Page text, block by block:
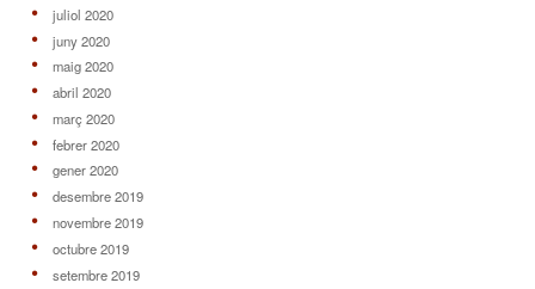
juliol 2020
juny 2020
maig 2020
abril 2020
març 2020
febrer 2020
gener 2020
desembre 2019
novembre 2019
octubre 2019
setembre 2019